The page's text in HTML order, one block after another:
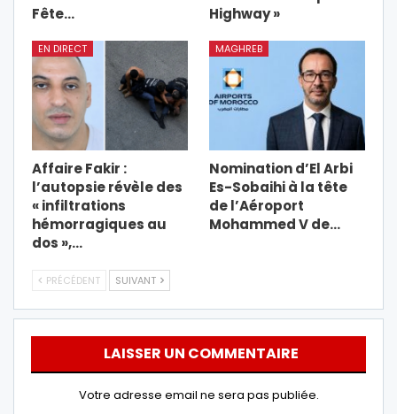
Fête…
Highway »
EN DIRECT
Affaire Fakir :
l’autopsie révèle des
« infiltrations
hémorragiques au
dos »,…
MAGHREB
Nomination d’El Arbi
Es-Sobaihi à la tête
de l’Aéroport
Mohammed V de…
PRÉCÉDENT SUIVANT
LAISSER UN COMMENTAIRE
Votre adresse email ne sera pas publiée.